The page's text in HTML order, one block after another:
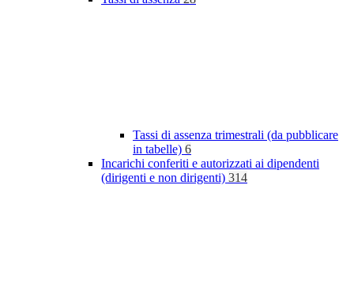
Tassi di assenza trimestrali (da pubblicare
in tabelle) 6
Incarichi conferiti e autorizzati ai dipendenti
(dirigenti e non dirigenti) 314